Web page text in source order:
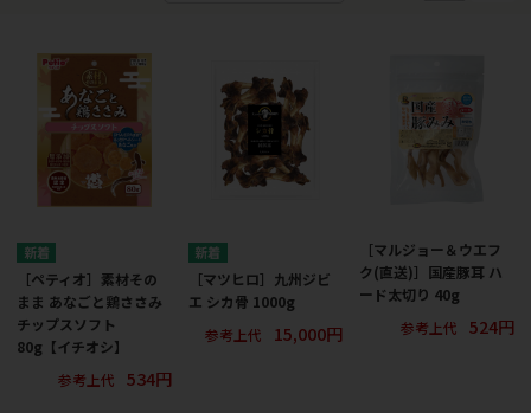
［ペティオ］素材その
まま あなごと鶏ささみ
チップスソフト
80g【イチオシ】
参考上代
534円
［マツヒロ］九州ジビ
エ シカ骨 1000g
参考上代
15,000円
［マルジョー＆ウエフ
ク(直送)］国産豚耳 ハ
ード太切り 40g
参考上代
524円